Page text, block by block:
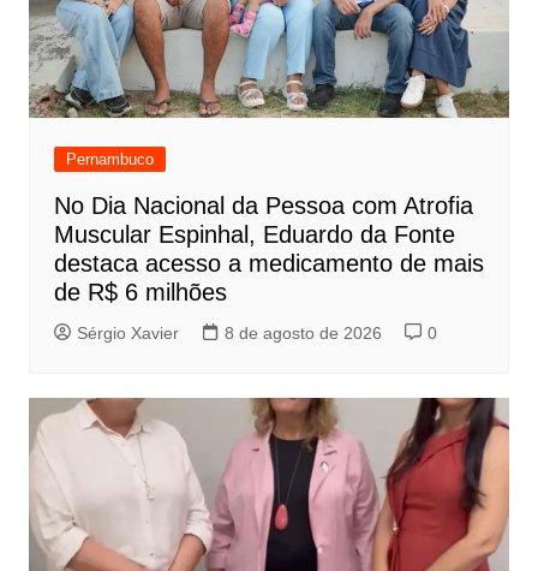
Pernambuco
No Dia Nacional da Pessoa com Atrofia
Muscular Espinhal, Eduardo da Fonte
destaca acesso a medicamento de mais
de R$ 6 milhões
Sérgio Xavier 8 de agosto de 2026 0